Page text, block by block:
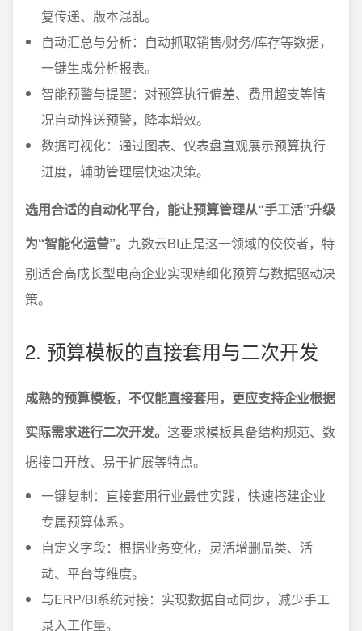
复传递、版本混乱。
自动汇总与分析：自动抓取销售/财务/库存等数据，
一键生成分析报表。
智能预警与提醒：对预算执行偏差、费用超支等情
况自动推送预警，降本增效。
数据可视化：通过图表、仪表盘直观展示预算执行
进度，辅助管理层快速决策。
选用合适的自动化平台，能让预算管理从“手工活”升级
为“智能化运营”。 九数云BI正是这一领域的佼佼者，特
别适合高成长型电商企业实现精细化预算与数据驱动决
策。
2. 预算模板的直接套用与二次开发
成熟的预算模板，不仅能直接套用，更应支持企业根据
实际需求进行二次开发。 这要求模板具备结构规范、数
据接口开放、易于扩展等特点。
一键复制：直接套用行业最佳实践，快速搭建企业
专属预算体系。
自定义字段：根据业务变化，灵活增删品类、活
动、平台等维度。
与ERP/BI系统对接：实现数据自动同步，减少手工
录入工作量。